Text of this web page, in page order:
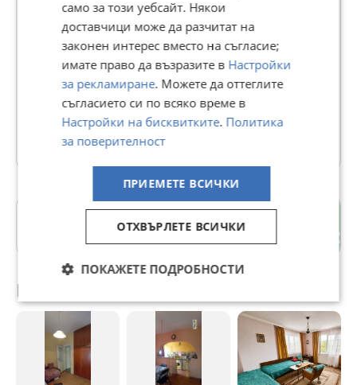
ЗЕМЯ
В Bazar.BG от 11 септември 2013г.
Последно активен 01 август в 17:49 ч.
70 Обяви
Още оферти на https://zlatnazvezda.imot.bg
гр. Пазарджик
Препоръчани за теб
само за този уебсайт. Някои
доставчици може да разчитат на
законен интерес вместо на съгласие;
имате право да възразите в Настройки
за рекламиране. Можете да оттеглите
съгласието си по всяко време в
Настройки на бисквитките. Политика
за поверителност
ПРИЕМЕТЕ ВСИЧКИ
ОТХВЪРЛЕТЕ ВСИЧКИ
ПОКАЖЕТЕ ПОДРОБНОСТИ